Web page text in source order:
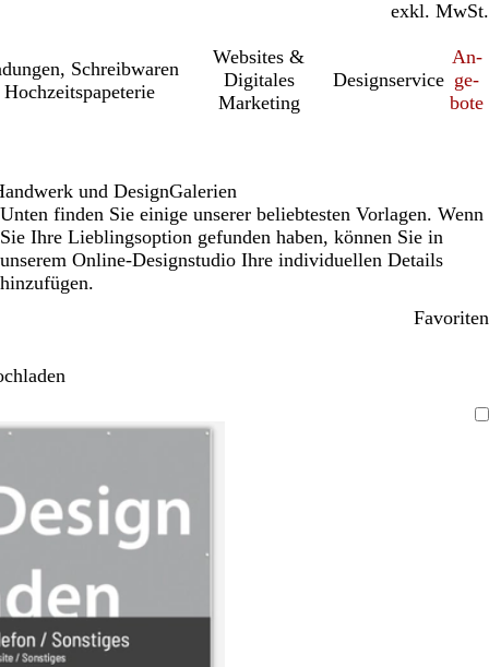
inkl. MwSt.
exkl. MwSt.
Schreib­wa­ren
Websites &
Digitales
Marketing
Designservice
An­­
ge­­
bo­­te
und DesignGalerien
Unten finden Sie einige unserer beliebtesten Vorlagen. Wenn
Sie Ihre Lieblingsoption gefunden haben, können Sie in
unserem Online-Designstudio Ihre individuellen Details
hinzufügen.
Favoriten